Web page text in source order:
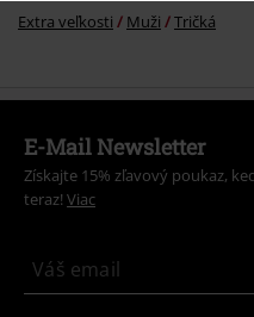
Extra veľkosti Muži Tričká
E-Mail Newsletter
Získajte 15% zľavový poukaz,
teraz! Viac